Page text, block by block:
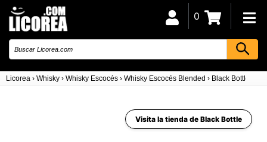
Licorea › Whisky › Whisky Escocés › Whisky Escocés Blended › Black Bottle
0
Visita la tienda de Black Bottle